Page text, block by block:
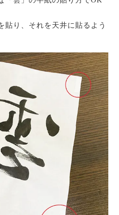
貼り、それを天井に貼るよう